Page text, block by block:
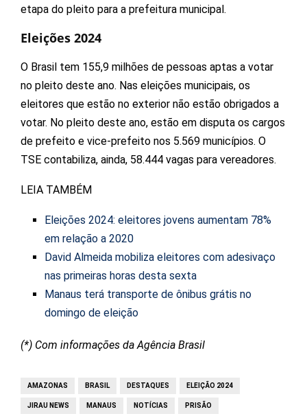
etapa do pleito para a prefeitura municipal.
Eleições 2024
O Brasil tem 155,9 milhões de pessoas aptas a votar
no pleito deste ano. Nas eleições municipais, os
eleitores que estão no exterior não estão obrigados a
votar. No pleito deste ano, estão em disputa os cargos
de prefeito e vice-prefeito nos 5.569 municípios. O
TSE contabiliza, ainda, 58.444 vagas para vereadores.
LEIA TAMBÉM
Eleições 2024: eleitores jovens aumentam 78%
em relação a 2020
David Almeida mobiliza eleitores com adesivaço
nas primeiras horas desta sexta
Manaus terá transporte de ônibus grátis no
domingo de eleição
(*) Com informações da Agência Brasil
AMAZONAS BRASIL DESTAQUES ELEIÇÃO 2024
JIRAU NEWS MANAUS NOTÍCIAS PRISÃO